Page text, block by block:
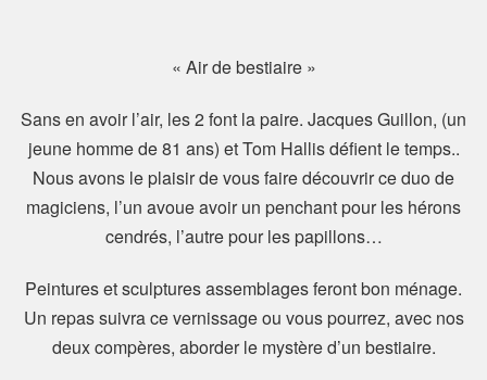
« Air de bestiaire »
Sans en avoir l’air, les 2 font la paire. Jacques Guillon, (un
jeune homme de 81 ans) et Tom Hallis défient le temps..
Nous avons le plaisir de vous faire découvrir ce duo de
magiciens, l’un avoue avoir un penchant pour les hérons
cendrés, l’autre pour les papillons…
Peintures et sculptures assemblages feront bon ménage.
Un repas suivra ce vernissage ou vous pourrez, avec nos
deux compères, aborder le mystère d’un bestiaire.